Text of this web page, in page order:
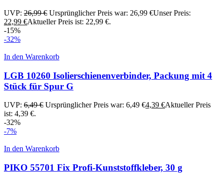
UVP: 26,99€ Ursprünglicher Preis war: 26,99 €Unser Preis:
22,99 €Aktueller Preis ist: 22,99 €.
-15%
-32%
In den Warenkorb
LGB 10260 Isolierschienenverbinder, Packung mit 4
Stück für Spur G
UVP: 6,49€ Ursprünglicher Preis war: 6,49 €4,39 €Aktueller Preis
ist: 4,39 €.
-32%
-7%
In den Warenkorb
PIKO 55701 Fix Profi-Kunststoffkleber, 30 g